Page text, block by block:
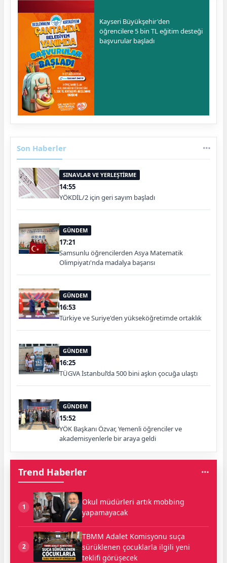
Kayseri Büyükşehir'den
öğrencilere 5 bin TL eğitim desteği
başvurular başladı
Son Haberler
SINAVLAR VE YERLEŞTİRME
14:55
YÖKDİL/2 için geri sayım başladı
GÜNDEM
17:21
Samsunlu öğrencilerden Asya Matematik
Olimpiyatı'nda madalya başarısı
GÜNDEM
16:53
Türkiye ve Suriye'den yükseköğretimde ortaklık
GÜNDEM
16:25
TÜGVA İstanbul’da 500 bini aşkın çocuğa ulaştı
GÜNDEM
15:52
YÖK Başkanı Özvar, Yemenli öğrenciler ve
akademisyenlerle bir araya geldi
Trend Haberler
1
Okul müdürleri artık mobbing
yapamayacak
2
TBMM Adalet Komisyonu suça
sürüklenen çocuklarla ilgili yeni
teklifi görüşecek